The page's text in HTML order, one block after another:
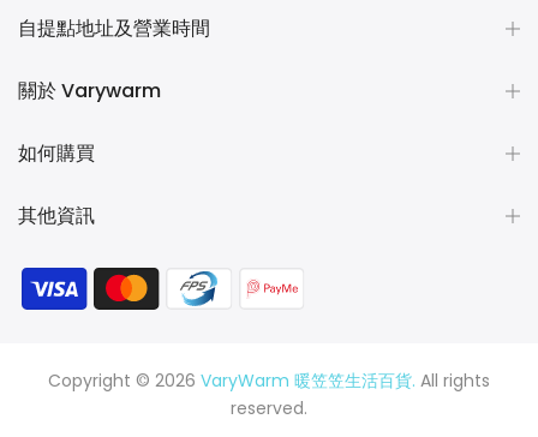
自提點地址及營業時間
關於 Varywarm
如何購買
其他資訊
Copyright © 2026 VaryWarm 暖笠笠生活百貨. All rights
reserved.